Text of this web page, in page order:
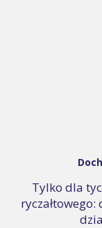
Tylko dla